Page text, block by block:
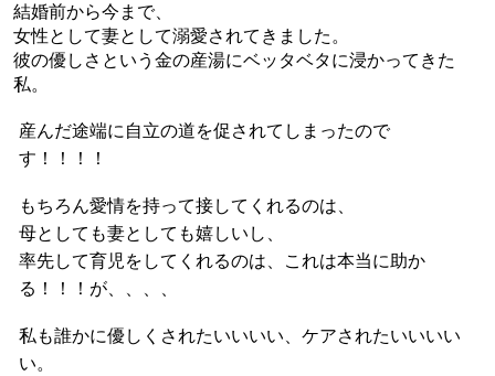
結婚前から今まで、
女性として妻として溺愛されてきました。
彼の優しさという金の産湯にベッタベタに浸かってきた
私。
産んだ途端に自立の道を促されてしまったので
す！！！！
もちろん愛情を持って接してくれるのは、
母としても妻としても嬉しいし、
率先して育児をしてくれるのは、これは本当に助か
る！！！が、、、、
私も誰かに優しくされたいいいい、ケアされたいいいい
い。